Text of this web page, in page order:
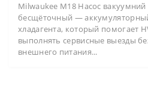
Milwaukee M18 Насос
бесщёточный —
хладагента, который помогает
выполнять сервисные выезды
внешнего питания...